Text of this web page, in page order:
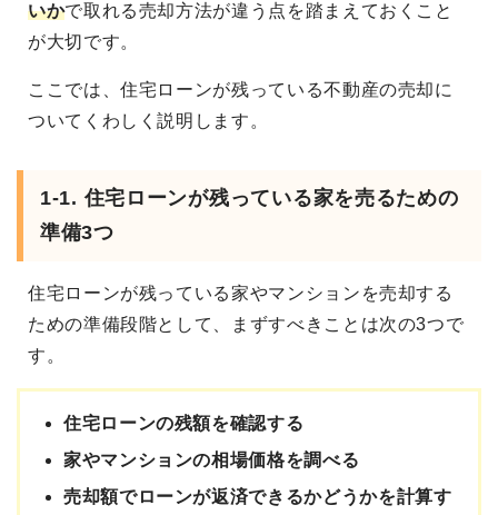
いかで取れる売却方法が違う点を踏まえておくこと
が大切です。
ここでは、住宅ローンが残っている不動産の売却に
ついてくわしく説明します。
1-1. 住宅ローンが残っている家を売るための
準備3つ
住宅ローンが残っている家やマンションを売却する
ための準備段階として、まずすべきことは次の3つで
す。
住宅ローンの残額を確認する
家やマンションの相場価格を調べる
売却額でローンが返済できるかどうかを計算す